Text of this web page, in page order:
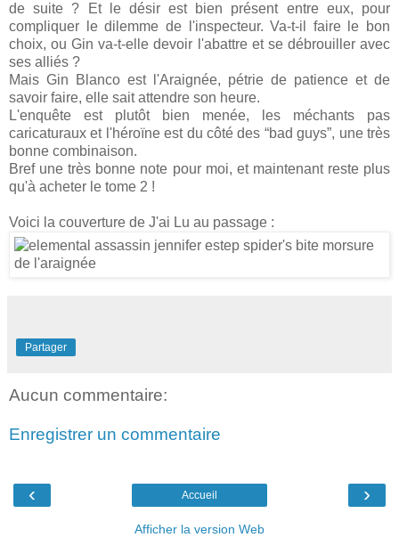
de suite ? Et le désir est bien présent entre eux, pour
compliquer le dilemme de l'inspecteur. Va-t-il faire le bon
choix, ou Gin va-t-elle devoir l'abattre et se débrouiller avec
ses alliés ?
Mais Gin Blanco est l'Araignée, pétrie de patience et de
savoir faire, elle sait attendre son heure.
L'enquête est plutôt bien menée, les méchants pas
caricaturaux et l'héroïne est du côté des “bad guys”, une très
bonne combinaison.
Bref une très bonne note pour moi, et maintenant reste plus
qu'à acheter le tome 2 !
Voici la couverture de J'ai Lu au passage :
Partager
Aucun commentaire:
Enregistrer un commentaire
‹ ›
Accueil
Afficher la version Web